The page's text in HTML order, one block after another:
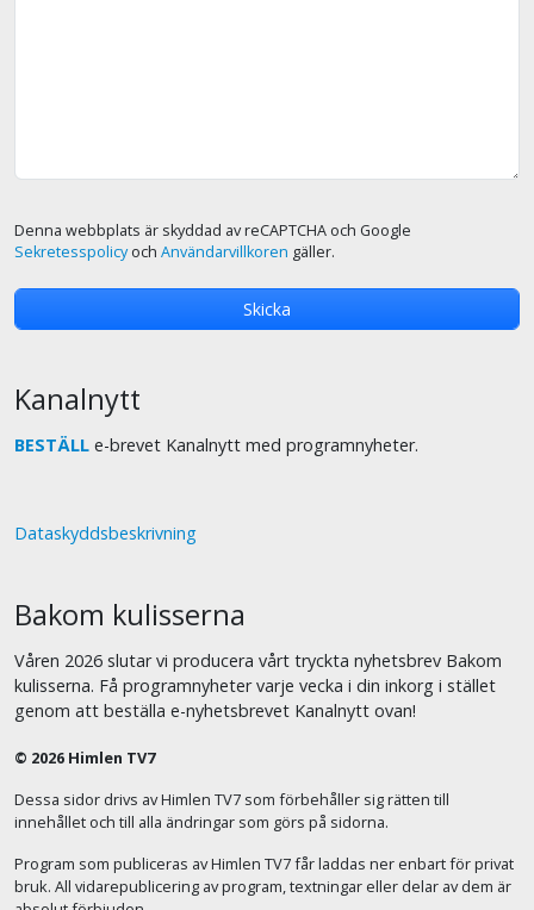
Denna webbplats är skyddad av reCAPTCHA och Google
Sekretesspolicyoch Användarvillkoren gäller.
Kanalnytt
BESTÄLL e-brevet Kanalnytt med programnyheter.
Dataskyddsbeskrivning
Bakom kulisserna
Våren 2026 slutar vi producera vårt tryckta nyhetsbrev Bakom
kulisserna. Få programnyheter varje vecka i din inkorg i stället
genom att beställa e-nyhetsbrevet Kanalnytt ovan!
© 2026 Himlen TV7
Dessa sidor drivs av Himlen TV7 som förbehåller sig rätten till
innehållet och till alla ändringar som görs på sidorna.
Program som publiceras av Himlen TV7 får laddas ner enbart för privat
bruk. All vidarepublicering av program, textningar eller delar av dem är